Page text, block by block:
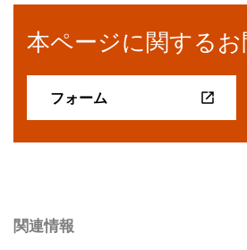
本ページに関する
フォーム
関連情報